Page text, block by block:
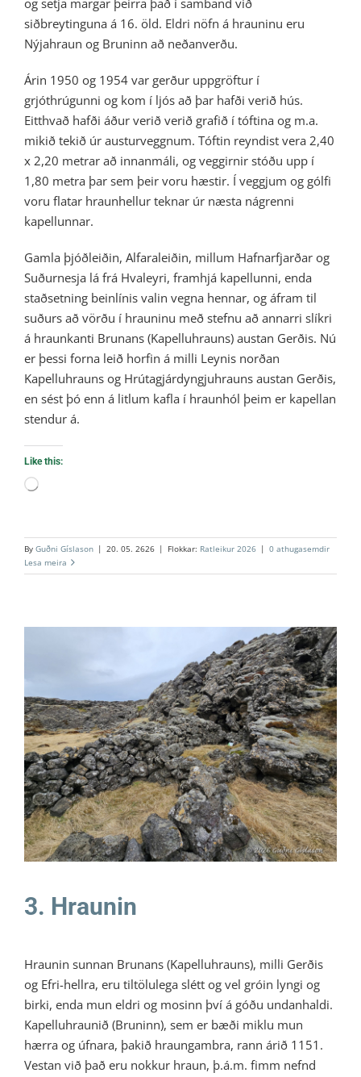
siðbreytinguna á 16. öld. Eldri nöfn á hrauninu eru
Nýjahraun og Bruninn að neðanverðu.
Árin 1950 og 1954 var gerður uppgröftur í
grjóthrúgunni og kom í ljós að þar hafði verið hús.
Eitthvað hafði áður verið verið grafið í tóftina og m.a.
mikið tekið úr austurveggnum. Tóftin reyndist vera 2,40
x 2,20 metrar að innanmáli, og veggirnir stóðu upp í
1,80 metra þar sem þeir voru hæstir. Í veggjum og gólfi
voru flatar hraunhellur teknar úr næsta nágrenni
kapellunnar.
Gamla þjóðleiðin, Alfaraleiðin, millum Hafnarfjarðar og
Suðurnesja lá frá Hvaleyri, framhjá kapellunni, enda
staðsetning beinlínis valin vegna hennar, og áfram til
suðurs að vörðu í hrauninu með stefnu að annarri slíkri
á hraunkanti Brunans (Kapelluhrauns) austan Gerðis. Nú
er þessi forna leið horfin á milli Leynis norðan
Kapelluhrauns og Hrútagjárdyngjuhrauns austan Gerðis,
en sést þó enn á litlum kafla í hraunhól þeim er kapellan
stendur á.
Like this:
Loading…
By Guðni Gíslason | 20. 05. 2626 | Flokkar: Ratleikur 2026 | 0 athugasemdir
Lesa meira
3. Hraunin
Ratleikur 2026
3. Hraunin
Hraunin sunnan Brunans (Kapelluhrauns), milli Gerðis
og Efri-hellra, eru tiltölulega slétt og vel gróin lyngi og
birki, enda mun eldri og mosinn því á góðu undanhaldi.
Kapelluhraunið (Bruninn), sem er bæði miklu mun
hærra og úfnara, þakið hraungambra, rann árið 1151.
Vestan við það eru nokkur hraun, þ.á.m. fimm nefnd